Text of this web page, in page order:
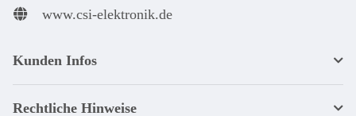
www.csi-elektronik.de
Kunden Infos
Rechtliche Hinweise